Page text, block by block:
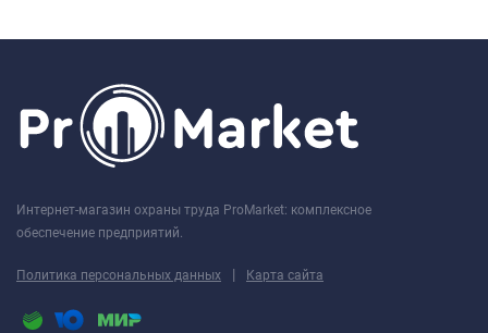
Интернет-магазин охраны труда ProMarket: комплексное
обеспечение предприятий.
Политика персональных данных | Карта сайта